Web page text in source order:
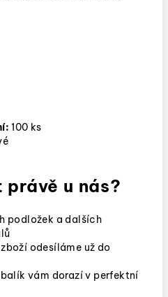
100 ks
u nás?
podložek a dalších
odesíláme už do
vám dorazí v perfektní